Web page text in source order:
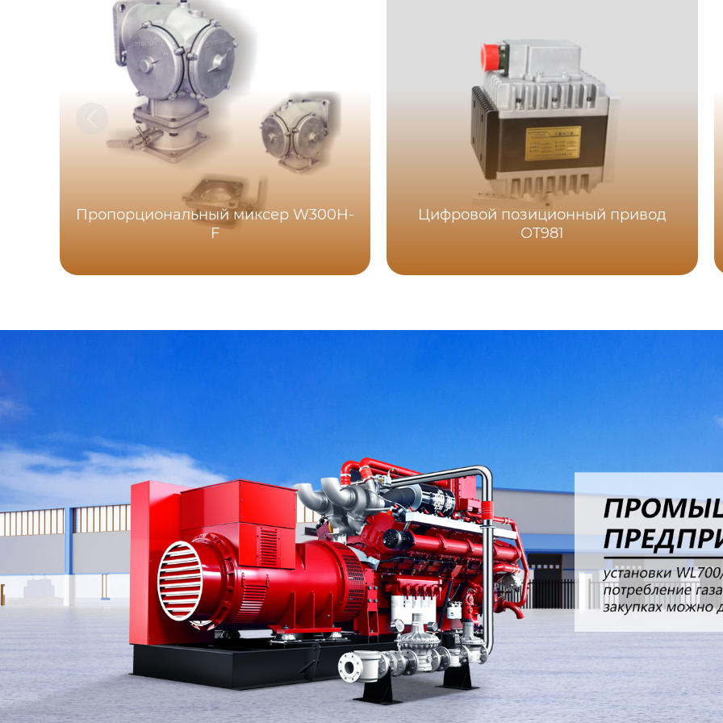
Пропорциональный миксер W300H-
F
Цифровой позиционный привод
OT981